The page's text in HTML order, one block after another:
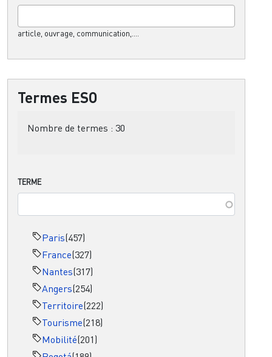
article, ouvrage, communication,....
Termes ESO
Nombre de termes : 30
TERME
Paris(457)
France(327)
Nantes(317)
Angers(254)
Territoire(222)
Tourisme(218)
Mobilité(201)